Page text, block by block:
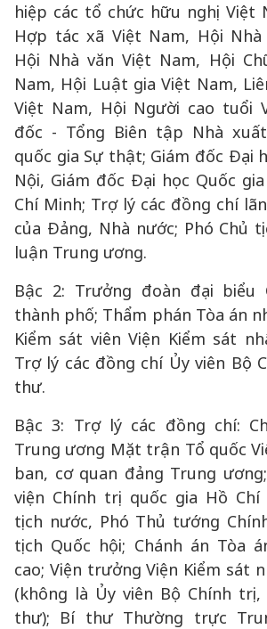
hiệp các tổ chức hữu nghị Việt
Hợp tác xã Việt Nam, Hội
Hội Nhà văn Việt Nam, Hội
Nam, Hội Luật gia Việt Nam,
Việt Nam, Hội Người cao tuổi
đốc - Tổng Biên tập Nhà
quốc gia Sự thật; Giám đốc Đại
Nội, Giám đốc Đại học Quốc
Chí Minh; Trợ lý các đồng chí
của Đảng, Nhà nước; Phó Chủ
luận Trung ương.
Bậc 2: Trưởng đoàn đại biểu
thành phố; Thẩm phán Tòa án
Kiểm sát viên Viện Kiểm sát
Trợ lý các đồng chí Ủy viên Bộ
thư.
Bậc 3: Trợ lý các đồng chí:
Trung ương Mặt trận Tổ quốc
ban, cơ quan đảng Trung
viện Chính trị quốc gia Hồ Chí
tịch nước, Phó Thủ tướng
tịch Quốc hội; Chánh án Tòa
cao; Viện trưởng Viện Kiểm sát
(không là Ủy viên Bộ Chính trị,
thư); Bí thư Thường trực